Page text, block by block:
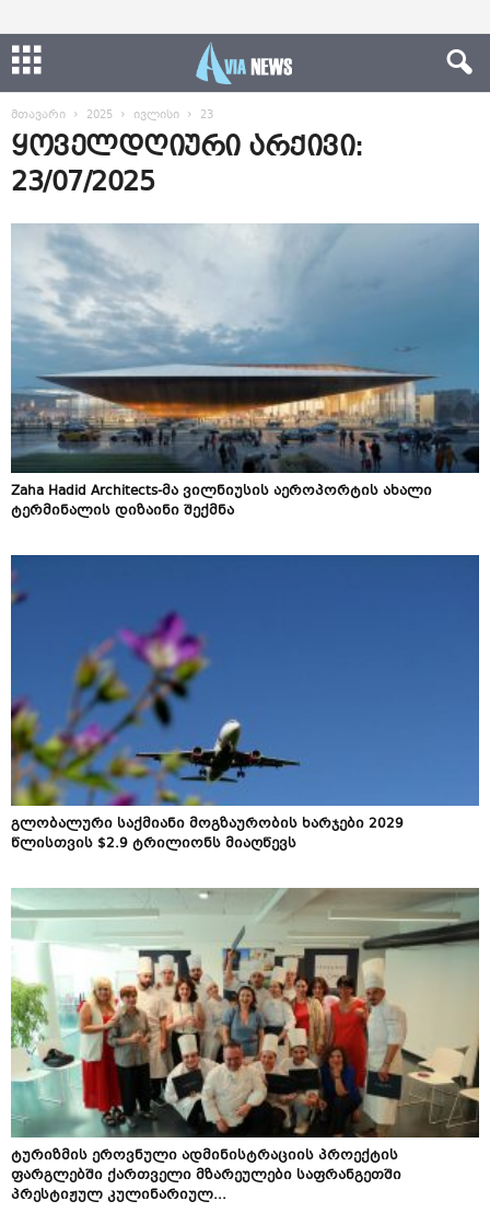
მთავარი 2025 ივლისი 23
ყოველდღიური არქივი:
23/07/2025
Zaha Hadid Architects-მა ვილნიუსის აეროპორტის ახალი
ტერმინალის დიზაინი შექმნა
გლობალური საქმიანი მოგზაურობის ხარჯები 2029
წლისთვის $2.9 ტრილიონს მიაღწევს
ტურიზმის ეროვნული ადმინისტრაციის პროექტის
ფარგლებში ქართველი მზარეულები საფრანგეთში
პრესტიჟულ კულინარიულ...